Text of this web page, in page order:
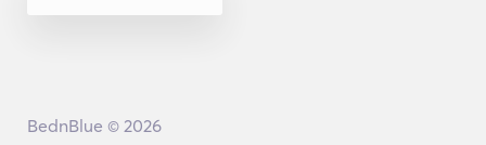
BednBlue © 2026